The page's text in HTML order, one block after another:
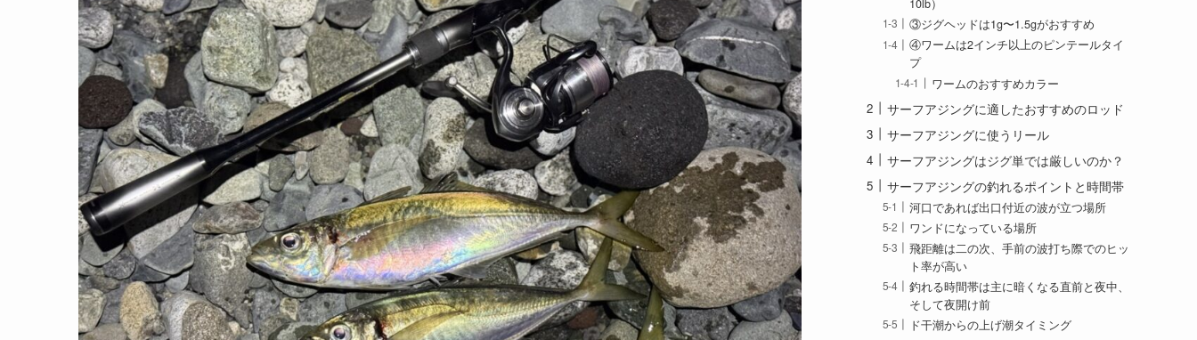
10lb）
③ジグヘッドは1g〜1.5gがおすすめ
④ワームは2インチ以上のピンテールタイ
プ
ワームのおすすめカラー
サーフアジングに適したおすすめのロッド
サーフアジングに使うリール
サーフアジングはジグ単では厳しいのか？
サーフアジングの釣れるポイントと時間帯
河口であれば出口付近の波が立つ場所
ワンドになっている場所
飛距離は二の次、手前の波打ち際でのヒッ
ト率が高い
釣れる時間帯は主に暗くなる直前と夜中、
そして夜開け前
ド干潮からの上げ潮タイミング